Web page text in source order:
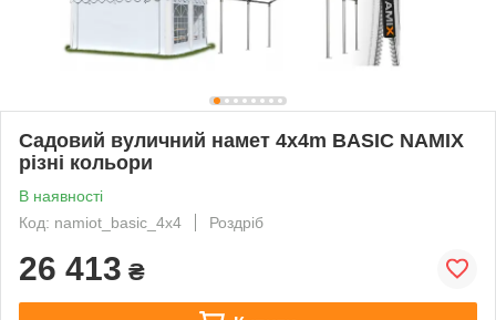
Садовий вуличний намет 4x4m BASIC NAMIX
різні кольори
В наявності
Код: namiot_basic_4x4
Роздріб
26 413 ₴